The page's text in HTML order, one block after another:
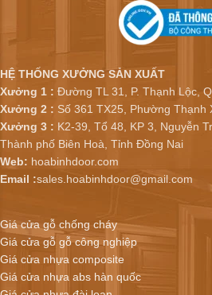
HỆ THỐNG XƯỞNG SẢN XUẤT
Xưởng 1 : Đường TL 31, P. Thạnh Lộc,
Xưởng 2 : Số 361 TX25, Phường Thạnh
Xưởng 3 : K2-39, Tổ 48, KP 3, Nguyễn
Thành phố Biên Hoà, Tỉnh Đồng Nai
Web: hoabinhdoor.com
Email :sales.hoabinhdoor@gmail.com
Giá cửa gỗ chống cháy
Giá cửa gỗ gỗ công nghiệp
Giá cửa nhựa composite
Giá cửa nhựa abs hàn quốc